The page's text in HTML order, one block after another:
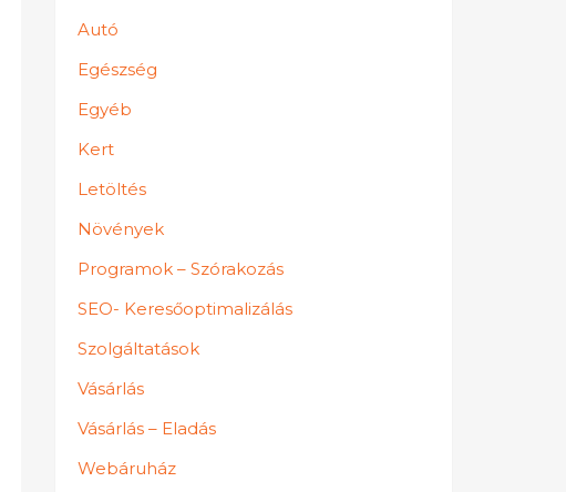
Autó
Egészség
Egyéb
Kert
Letöltés
Növények
Programok – Szórakozás
SEO- Keresőoptimalizálás
Szolgáltatások
Vásárlás
Vásárlás – Eladás
Webáruház